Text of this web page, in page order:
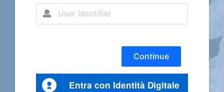
Continue
Entra con Identità Digitale